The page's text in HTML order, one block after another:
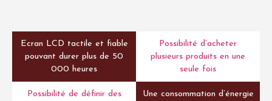
Ecran LCD tactile et fiable
pouvant durer plus de 50
000 heures
Possibilité d’acheter
plusieurs produits en une
seule fois
Possibilité de définir des
Une consommation d’énergie